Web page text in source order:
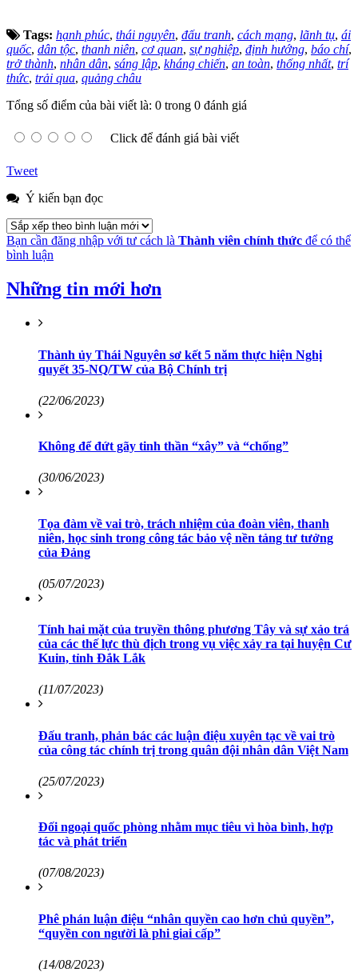
Tags: hạnh phúc, thái nguyên, đấu tranh, cách mạng, lãnh tụ, ái
quốc, dân tộc, thanh niên, cơ quan, sự nghiệp, định hướng, báo chí,
trở thành, nhân dân, sáng lập, kháng chiến, an toàn, thống nhất, trí
thức, trải qua, quảng châu
Tổng số điểm của bài viết là: 0 trong 0 đánh giá
Click để đánh giá bài viết
Tweet
Ý kiến bạn đọc
Bạn cần đăng nhập với tư cách là Thành viên chính thức để có thể
bình luận
Những tin mới hơn
Thành ủy Thái Nguyên sơ kết 5 năm thực hiện Nghị
quyết 35-NQ/TW của Bộ Chính trị
(22/06/2023)
Không để đứt gãy tinh thần “xây” và “chống”
(30/06/2023)
Tọa đàm về vai trò, trách nhiệm của đoàn viên, thanh
niên, học sinh trong công tác bảo vệ nền tảng tư tưởng
của Đảng
(05/07/2023)
Tính hai mặt của truyền thông phương Tây và sự xảo trá
của các thế lực thù địch trong vụ việc xảy ra tại huyện Cư
Kuin, tỉnh Đắk Lắk
(11/07/2023)
Đấu tranh, phản bác các luận điệu xuyên tạc về vai trò
của công tác chính trị trong quân đội nhân dân Việt Nam
(25/07/2023)
Đối ngoại quốc phòng nhằm mục tiêu vì hòa bình, hợp
tác và phát triển
(07/08/2023)
Phê phán luận điệu “nhân quyền cao hơn chủ quyền”,
“quyền con người là phi giai cấp”
(14/08/2023)